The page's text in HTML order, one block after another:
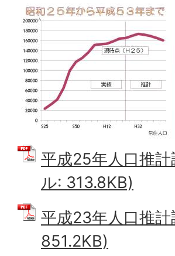
平成25年人口推
ル: 313.8KB)
平成23年人口推
851.2KB)